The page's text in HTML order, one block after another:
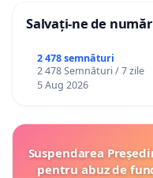
Salvați-ne de
2 478 semnături
2 478 Semnături / 7 zile
5 Aug 2026
Suspendarea
pentru abuz de